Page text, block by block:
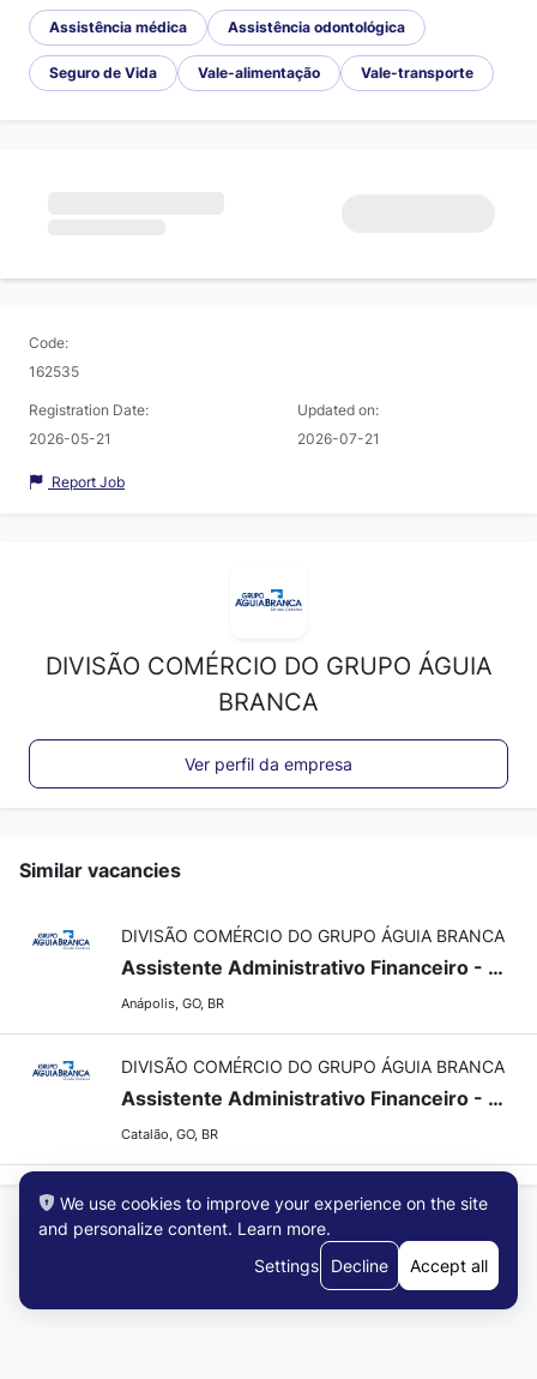
Assistência médica Assistência odontológica
Seguro de Vida Vale-alimentação Vale-transporte
Code:
162535
Registration Date:
2026-05-21
Updated on:
2026-07-21
Report Job
DIVISÃO COMÉRCIO DO GRUPO ÁGUIA
BRANCA
Ver perfil da empresa
Similar vacancies
DIVISÃO COMÉRCIO DO GRUPO ÁGUIA BRANCA
Assistente Administrativo Financeiro - Anápolis/GO
Anápolis, GO, BR
DIVISÃO COMÉRCIO DO GRUPO ÁGUIA BRANCA
Assistente Administrativo Financeiro - Catalão/GO
Catalão, GO, BR
We use cookies to improve your experience on the site
and personalize content. Learn more.
Settings
Decline Accept all